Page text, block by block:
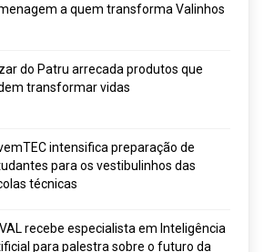
a quem transforma Valinhos
do Patru arrecada produtos que
transformar vidas
intensifica preparação de
para os vestibulinhos das
técnicas
recebe especialista em Inteligência
para palestra sobre o futuro da